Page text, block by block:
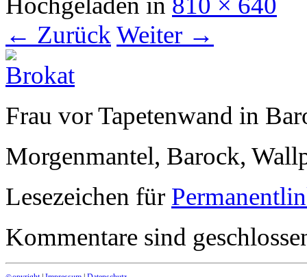
← Zurück Weiter →
Frau vor Tapetenwand in
Morgenmantel, Barock,
Lesezeichen für
Kommentare sind